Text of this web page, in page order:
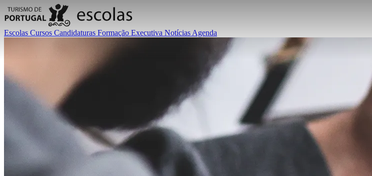
Escolas Cursos Candidaturas Formação Executiva Notícias Agenda